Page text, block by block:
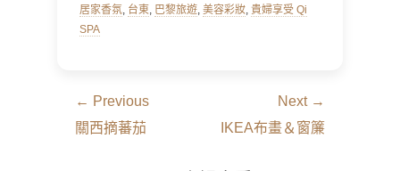
居家香氛, 台東, 巴黎旅遊, 美容彩妝, 貴婦享受 Qi
SPA
文
章
← Previous
Previous
關西摘蕃茄
Next →
NextIKEA布畫＆窗簾